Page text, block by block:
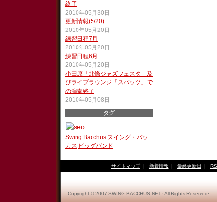
終了
2010年05月30日
更新情報(5/20)
2010年05月20日
練習日程7月
2010年05月20日
練習日程6月
2010年05月20日
小田原「北條ジャズフェスタ」及
びライブラウンジ「スパッツ」で
の演奏終了
2010年05月08日
タグ
Swing Bacchus スイング・バッ
カス ビッグバンド
サイトマップ| 新着情報 | 最終更新日 |
Copyright © 2007 SWING BACCHUS.NET· All Rights Reserved·